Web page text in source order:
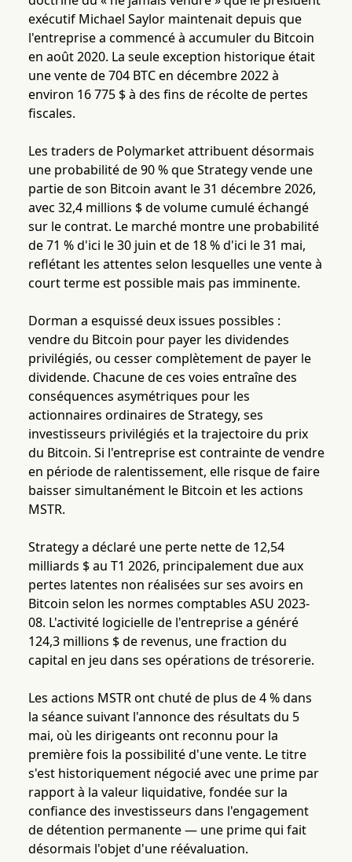
exécutif Michael Saylor maintenait depuis que
l'entreprise a commencé à accumuler du Bitcoin
en août 2020. La seule exception historique était
une vente de 704 BTC en décembre 2022 à
environ 16 775 $ à des fins de récolte de pertes
fiscales.
Les traders de Polymarket attribuent désormais
une probabilité de 90 % que Strategy vende une
partie de son Bitcoin avant le 31 décembre 2026,
avec 32,4 millions $ de volume cumulé échangé
sur le contrat. Le marché montre une probabilité
de 71 % d'ici le 30 juin et de 18 % d'ici le 31 mai,
reflétant les attentes selon lesquelles une vente à
court terme est possible mais pas imminente.
Dorman a esquissé deux issues possibles :
vendre du Bitcoin pour payer les dividendes
privilégiés, ou cesser complètement de payer le
dividende. Chacune de ces voies entraîne des
conséquences asymétriques pour les
actionnaires ordinaires de Strategy, ses
investisseurs privilégiés et la trajectoire du prix
du Bitcoin. Si l'entreprise est contrainte de vendre
en période de ralentissement, elle risque de faire
baisser simultanément le Bitcoin et les actions
MSTR.
Strategy a déclaré une perte nette de 12,54
milliards $ au T1 2026, principalement due aux
pertes latentes non réalisées sur ses avoirs en
Bitcoin selon les normes comptables ASU 2023-
08. L'activité logicielle de l'entreprise a généré
124,3 millions $ de revenus, une fraction du
capital en jeu dans ses opérations de trésorerie.
Les actions MSTR ont chuté de plus de 4 % dans
la séance suivant l'annonce des résultats du 5
mai, où les dirigeants ont reconnu pour la
première fois la possibilité d'une vente. Le titre
s'est historiquement négocié avec une prime par
rapport à la valeur liquidative, fondée sur la
confiance des investisseurs dans l'engagement
de détention permanente — une prime qui fait
désormais l'objet d'une réévaluation.